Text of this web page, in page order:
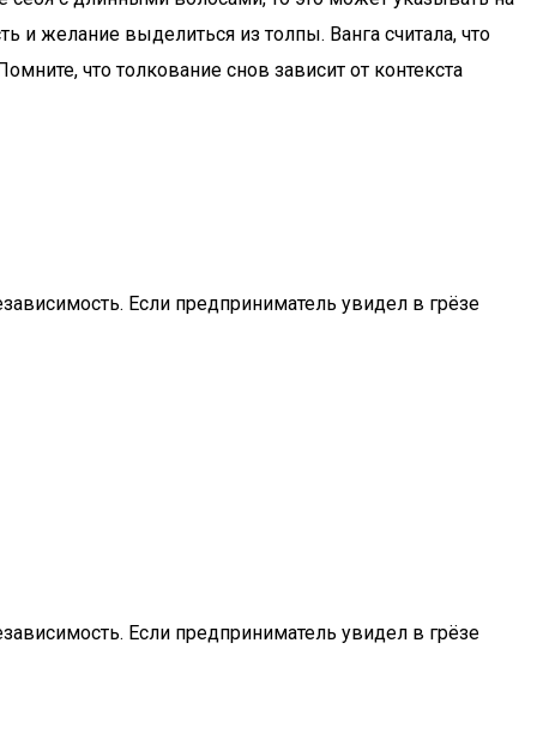
желание выделиться из толпы. Ванга считала, что
что толкование снов зависит от контекста
Если предприниматель увидел в грёзе
Если предприниматель увидел в грёзе